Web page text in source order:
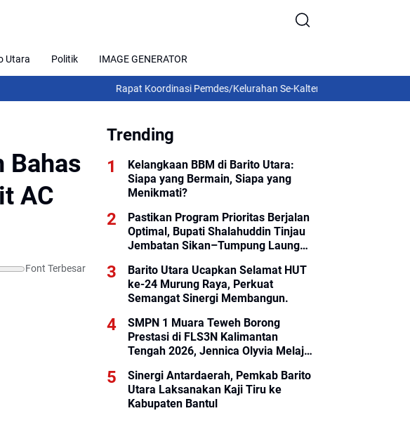
Utara Politik IMAGE GENERATOR
Rapat Koordinasi Pemdes/Kelurahan Se-Kalteng 2026: Gubernur Agustiar
Bahas
AC
Font Terbesar
Trending
Kelangkaan BBM di Barito Utara:
Siapa yang Bermain, Siapa yang
Menikmati?
Pastikan Program Prioritas Berjalan
Optimal, Bupati Shalahuddin Tinjau
Jembatan Sikan–Tumpung Laung
Barito Utara Ucapkan Selamat HUT
ke-24 Murung Raya, Perkuat
Semangat Sinergi Membangun.
SMPN 1 Muara Teweh Borong
Prestasi di FLS3N Kalimantan
Tengah 2026, Jennica Olyvia Melaju
Sinergi Antardaerah, Pemkab Barito
Utara Laksanakan Kaji Tiru ke
Kabupaten Bantul